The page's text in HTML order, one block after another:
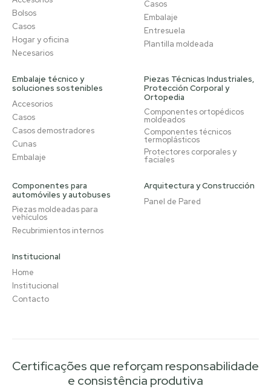
Bolsos
Casos
Hogar y oficina
Necesarios
Casos
Embalaje
Entresuela
Plantilla moldeada
Embalaje técnico y
soluciones sostenibles
Accesorios
Casos
Casos demostradores
Cunas
Embalaje
Piezas Técnicas Industriales,
Protección Corporal y
Ortopedia
Componentes ortopédicos
moldeados
Componentes técnicos
termoplásticos
Protectores corporales y
faciales
Componentes para
automóviles y autobuses
Piezas moldeadas para
vehículos
Recubrimientos internos
Arquitectura y Construcción
Panel de Pared
Institucional
Home
Institucional
Contacto
Certificações que reforçam responsabilidade
e consistência produtiva